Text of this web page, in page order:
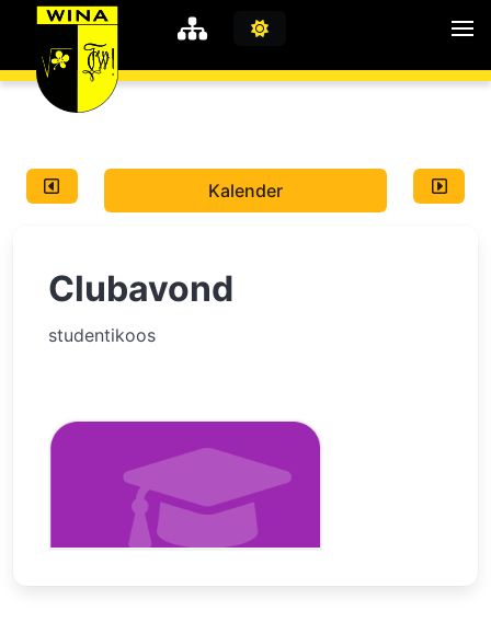
WiNA MyWiNA
Kalender
Clubavond
studentikoos